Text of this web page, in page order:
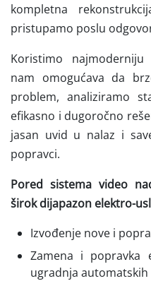
kompletna
pristupamo poslu
Koristimo
nam omogućava da
problem, analiziramo
efikasno i dugoročno
jasan uvid u nalaz i
popravci.
Pored sistema video
širok dijapazon elektro-
Izvođenje nove i
Zamena i popravka
ugradnja automatskih